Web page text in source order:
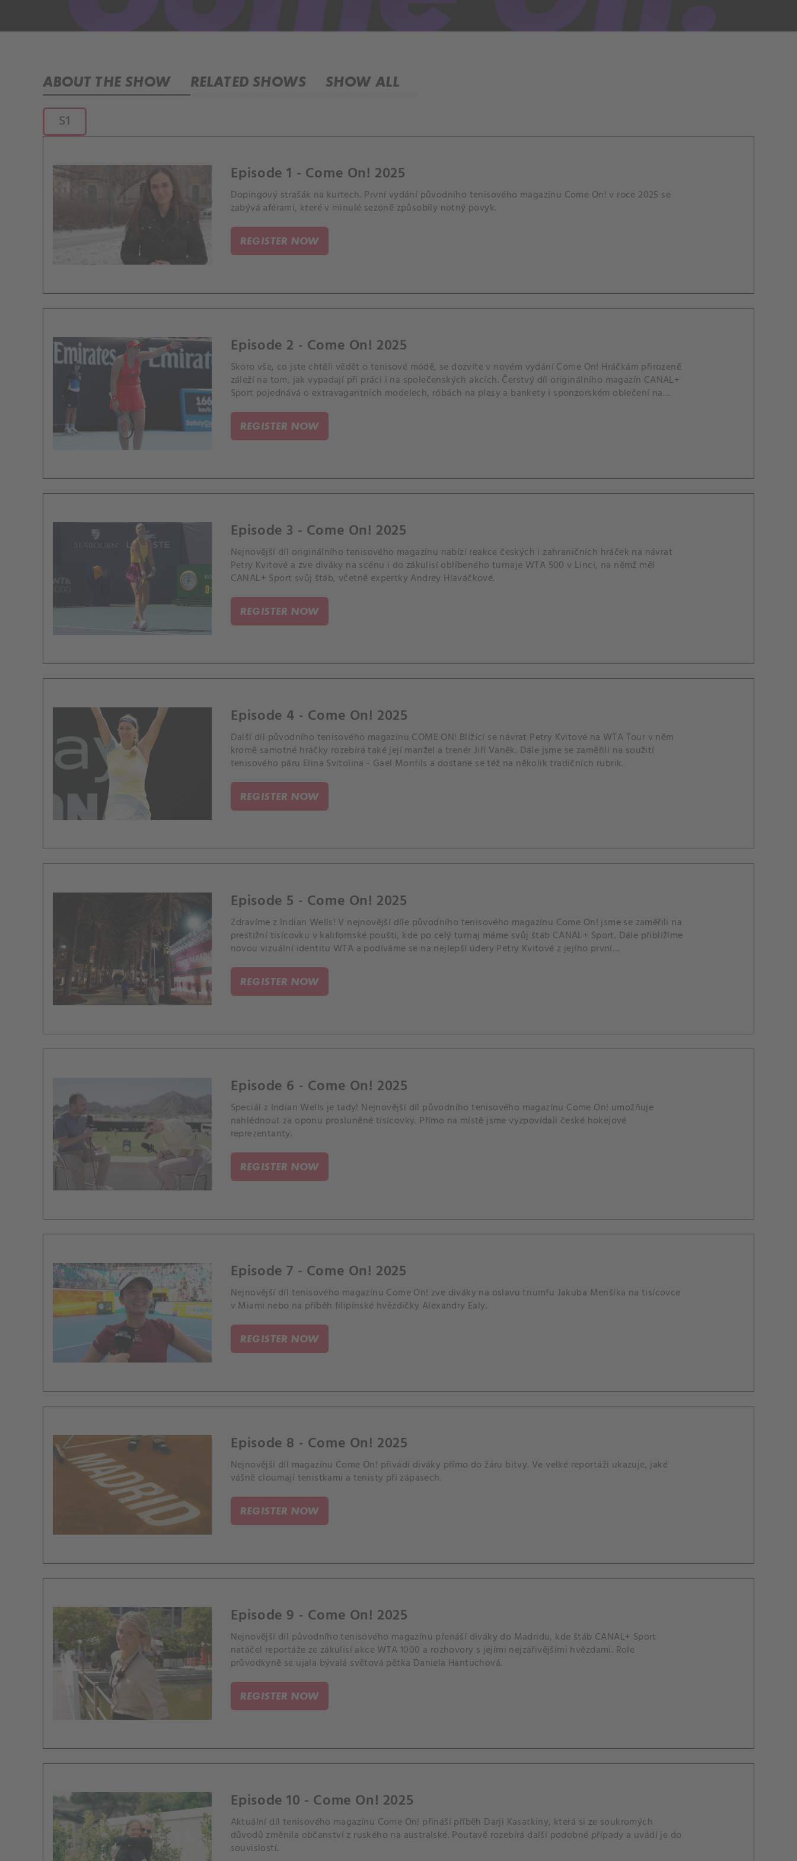
ABOUT THE SHOW RELATED SHOWS SHOW ALL
S1
Episode 1 - Come On! 2025
Dopingový strašák na kurtech. První vydání původního tenisového magazínu Come On! v roce 2025 se
zabývá aférami, které v minulé sezoně způsobily notný povyk.
REGISTER NOW
Episode 2 - Come On! 2025
Skoro vše, co jste chtěli vědět o tenisové módě, se dozvíte v novém vydání Come On! Hráčkám přirozeně
záleží na tom, jak vypadají při práci i na společenských akcích. Čerstvý díl originálního magazín CANAL+
Sport pojednává o extravagantních modelech, róbách na plesy a bankety i sponzorském oblečení na
REGISTER NOW
Episode 3 - Come On! 2025
Nejnovější díl originálního tenisového magazínu nabízí reakce českých i zahraničních hráček na návrat
Petry Kvitové a zve diváky na scénu i do zákulisí oblíbeného turnaje WTA 500 v Linci, na němž měl
CANAL+ Sport svůj štáb, včetně expertky Andrey Hlaváčkové.
REGISTER NOW
Episode 4 - Come On! 2025
Další díl původního tenisového magazínu COME ON! Blížící se návrat Petry Kvitové na WTA Tour v něm
kromě samotné hráčky rozebírá také její manžel a trenér Jiří Vaněk. Dále jsme se zaměřili na soužití
tenisového páru Elina Svitolina - Gael Monfils a dostane se též na několik tradičních rubrik.
REGISTER NOW
Episode 5 - Come On! 2025
Zdravíme z Indian Wells! V nejnovější díle původního tenisového magazínu Come On! jsme se zaměřili na
prestižní tisícovku v kalifornské poušti, kde po celý turnaj máme svůj štáb CANAL+ Sport. Dále přiblížíme
novou vizuální identitu WTA a podíváme se na nejlepší údery Petry Kvitové z jejího první
REGISTER NOW
Episode 6 - Come On! 2025
Speciál z Indian Wells je tady! Nejnovější díl původního tenisového magazínu Come On! umožňuje
nahlédnout za oponu prosluněné tisícovky. Přímo na místě jsme vyzpovídali české hokejové
reprezentanty.
REGISTER NOW
Episode 7 - Come On! 2025
Nejnovější díl tenisového magazínu Come On! zve diváky na oslavu triumfu Jakuba Menšíka na tisícovce
v Miami nebo na příběh filipínské hvězdičky Alexandry Ealy.
REGISTER NOW
Episode 8 - Come On! 2025
Nejnovější díl magazínu Come On! přivádí diváky přímo do žáru bitvy. Ve velké reportáži ukazuje, jaké
vášně cloumají tenistkami a tenisty při zápasech.
REGISTER NOW
Episode 9 - Come On! 2025
Nejnovější díl původního tenisového magazínu přenáší diváky do Madridu, kde štáb CANAL+ Sport
natáčel reportáže ze zákulisí akce WTA 1000 a rozhovory s jejími nejzářivějšími hvězdami. Role
průvodkyně se ujala bývalá světová pětka Daniela Hantuchová.
REGISTER NOW
Episode 10 - Come On! 2025
Aktuální díl tenisového magazínu Come On! přináší příběh Darji Kasatkiny, která si ze soukromých
důvodů změnila občanství z ruského na australské. Poutavě rozebírá další podobné případy a uvádí je do
souvislostí.